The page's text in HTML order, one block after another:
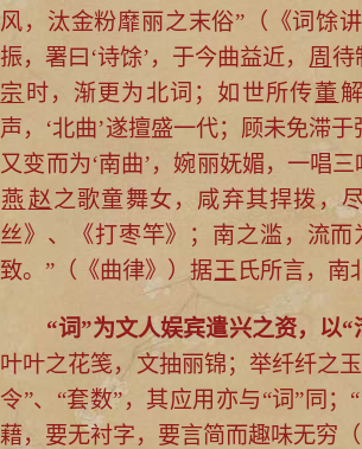
风，汰金粉靡丽之末俗”（《词馀
振，署曰‘诗馀’，于今曲益近， 周 待
宗 时，渐更为北词；如世所传董
声，‘北曲’遂擅盛一代；顾未免滞
又变而为‘南曲’，婉丽妩媚，一唱
燕 赵 之歌童舞女，咸弃其捍拨，
丝》、《打枣竿》；南之滥，流而
致。”（《曲律》）据王 氏所言，南
“词”为文人娱宾遣兴之资，以
叶叶之花笺，文抽丽锦；举纤纤之
令”、“套数”，其应用亦与“词”同；“
藉，要无衬字，要言简而趣味无穷